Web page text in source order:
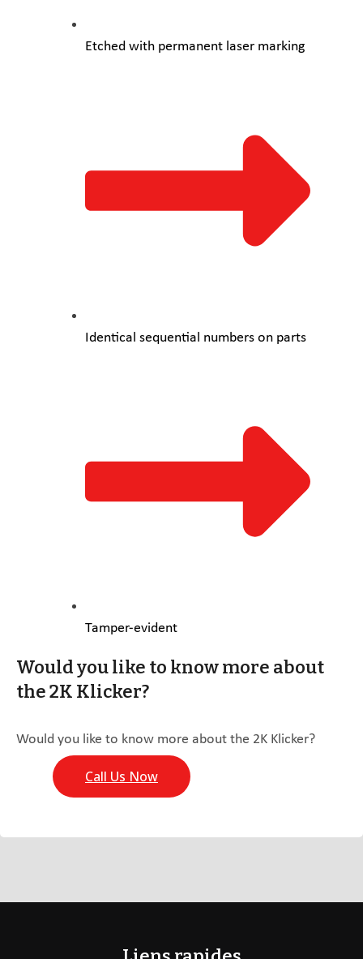
Etched with permanent laser marking
Identical sequential numbers on parts
Tamper-evident
Would you like to know more about
the 2K Klicker?
Would you like to know more about the 2K Klicker?
Call Us Now